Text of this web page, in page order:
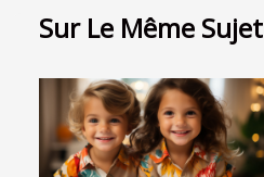
Sur Le Même Sujet